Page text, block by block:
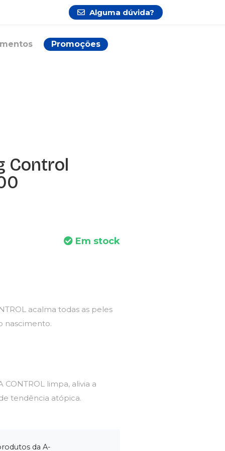
Alguma dúvida?
Promoções
Control
Em stock
acalma todas as peles
nascimento.
limpa, alivia a
tendência atópica.
da A-